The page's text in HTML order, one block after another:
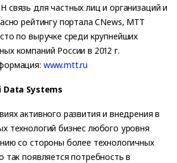
для частных лиц и организаций и
рейтингу портала CNews, МТТ
по выручке среди крупнейших
компаний России в 2012 г.
www.mtt.ru
Systems
активного развития и внедрения в
технологий бизнес любого уровня
со стороны более технологичных
так появляется потребность в